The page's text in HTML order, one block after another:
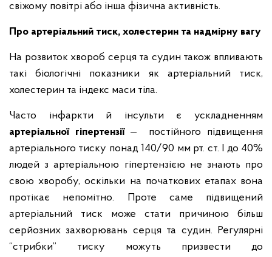
свіжому повітрі або інша фізична активність.
Про артеріальний тиск, холестерин та надмірну вагу
На розвиток хвороб серця та судин також впливають
такі біологічні показники як артеріальний тиск,
холестерин та індекс маси тіла.
Часто інфаркти й інсульти є ускладненням
артеріальної гіпертензії— постійного підвищення
артеріального тиску понад 140/90 мм рт. ст. І до 40%
людей з артеріальною гіпертензією не знають про
свою хворобу, оскільки на початкових етапах вона
протікає непомітно. Проте саме підвищений
артеріальний тиск може стати причиною більш
серйозних захворювань серця та судин. Регулярні
“стрибки” тиску можуть призвести до